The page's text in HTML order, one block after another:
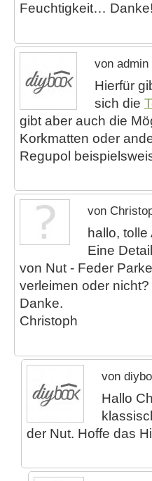
Feuchtigkeit… Danke!
von admin
Hierfür
sich die
gibt aber auch die
Korkmatten oder
Regupol
von
hallo,
Eine
von Nut - Feder
verleimen oder nicht?
Danke.
Christoph
von
Hallo
der Nut. Hoffe das